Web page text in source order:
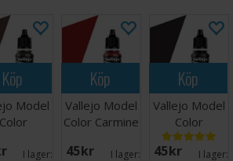
2
Köp
Model
Color
I lager:
Köp
Vallejo Model
Color Carmine
45 SEK I lager:
Köp
Vallejo Model
Color
Gunmetal
45 SEK I lager: